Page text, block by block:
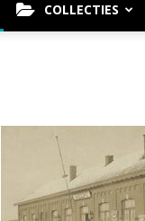
COLLECTIES